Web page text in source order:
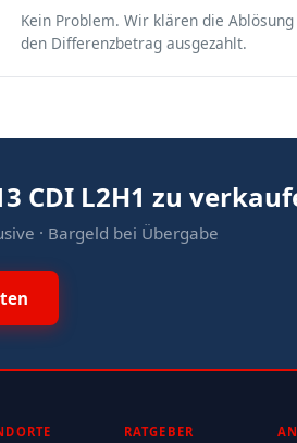
Kein Problem. Wir klären die
den Differenzbetrag ausgezahlt.
CDI L2H1 zu
· Bargeld bei Übergabe
RATGEBER